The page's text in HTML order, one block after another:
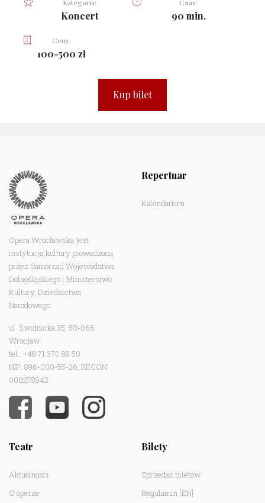
Kategoria:
Koncert
Czas:
90 min.
Ceny:
100-500 zł
Kup bilet
Opera Wrocławska jest
instytucją kultury prowadzoną
przez Samorząd Województwa
Dolnośląskiego i Ministerstwo
Kultury, Dziedzictwa
Narodowego.
ul. Świdnicka 35, 50-066
Wrocław
tel.: +48 71 370 88 50
NIP: 896-000-55-26, REGON:
000278942
Repertuar
Kalendarium
Teatr
Aktualności
O operze
Bilety
Sprzedaż biletów
Regulamin [EN]